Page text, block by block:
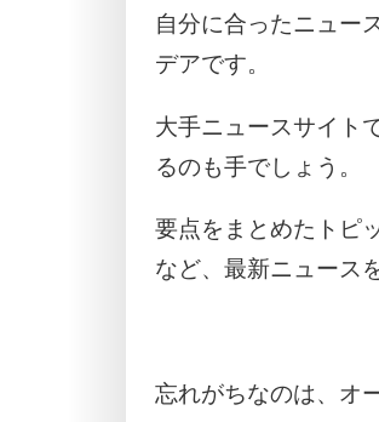
自分に合ったニュー
デアです。
大手ニュースサイト
るのも手でしょう。
要点をまとめたトピ
など、最新ニュース
忘れがちなのは、オ